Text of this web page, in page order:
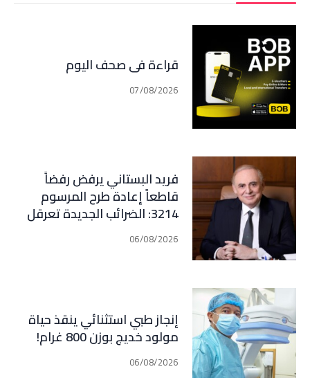
قراءة في صحف اليوم
07/08/2026
فريد البستاني يرفض رفضاً
قاطعاً إعادة طرح المرسوم
3214: الضرائب الجديدة تعرقل
التعافي الاقتصادي وتناقض
مبدأ الشراكة
06/08/2026
إنجاز طبي استثنائي ينقذ حياة
مولود خديج بوزن 800 غرام!
06/08/2026